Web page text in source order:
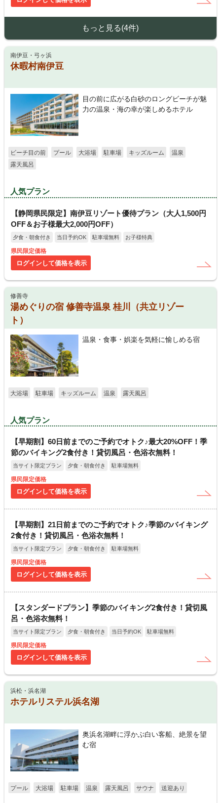
もっと見る(4件)
南伊豆・弓ヶ浜
休暇村南伊豆
目の前に広がる白砂のロングビーチが魅
力の温泉・海の幸が楽しめるホテル
ビーチ目の前 プール 大浴場 駐車場 キッズルーム
温泉
露天風呂
人気プラン
【静岡県民限定】南伊豆リゾート優待プラン（大人1,500円
OFF＆お子様最大2,000円OFF）
夕食・朝食付き 当日予約OK 駐車場無料 お子様特典
県民限定価格
ログインして価格を表示
修善寺
湯めぐりの宿 修善寺温泉 桂川（共立リゾー
ト）
温泉・食事・娯楽を気軽に愉しめる宿
大浴場 駐車場 キッズルーム 温泉 露天風呂
人気プラン
【早期割】60日前までのご予約でオトク♪最大20%OFF！季
節のバイキング2食付き！貸切風呂・色浴衣無料！
当サイト限定プラン 夕食・朝食付き 駐車場無料
県民限定価格
ログインして価格を表示
【早期割】21日前までのご予約でオトク♪季節のバイキング
2食付き！貸切風呂・色浴衣無料！
当サイト限定プラン 夕食・朝食付き 駐車場無料
県民限定価格
ログインして価格を表示
【スタンダードプラン】季節のバイキング2食付き！貸切風
呂・色浴衣無料！
当サイト限定プラン 夕食・朝食付き 当日予約OK 駐車場無料
県民限定価格
ログインして価格を表示
浜松・浜名湖
ホテルリステル浜名湖
奥浜名湖畔に浮かぶ白い客船、絶景を望
む宿
プール 大浴場 駐車場 温泉 露天風呂 サウナ 送迎あり